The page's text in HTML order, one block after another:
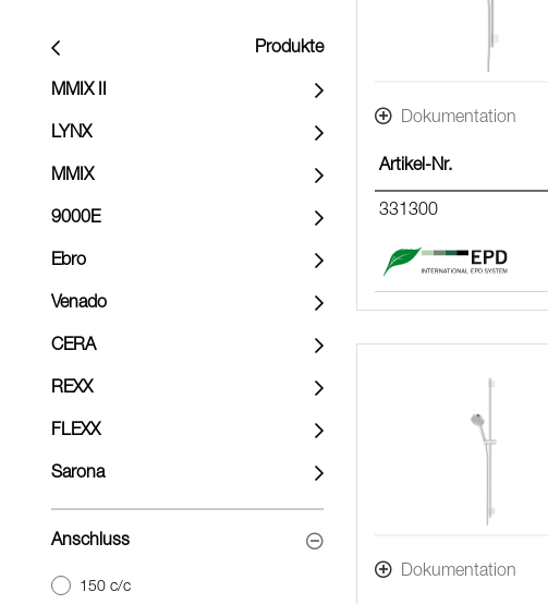
Produkte
MMIX II
LYNX
MMIX
9000E
Ebro
Venado
CERA
REXX
FLEXX
Sarona
Anschluss
150 c/c
Dokumentation
Artikel-Nr.
331300
Dokumentation